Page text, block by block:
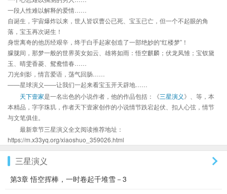
一段人性难以解释的爱情……
自诞生，宇宙爆炸以来，世人皆叹曹公已死、宝玉已亡，但一个不起眼的角
落，宝玉再次诞生！
身世离奇的他历经艰辛，终于白手起家创造了一部绝妙的“红楼梦”！
朦胧间，那梦一般的世界英女如云、雄将如雨：悟空麒麟；伏龙凤雏；宝钗黛
玉、晴雯香菱、鸳鸯惜春……
刀光剑影，情言爱语，荡气回肠……
——星球演义——让我们一起来看宝玉开天辟地……
天下壹家是一名出色的小说作者，他的作品包括：《三星演义》、等，本
本精品，字字珠玑，作者天下壹家创作的小说情节跌宕起伏、扣人心弦，情节
与文笔俱佳。
最新章节三星演义全文阅读推荐地址：
https://m.x33yq.org/xiaoshuo_359026.html
三星演义
第3章 悟空挥棒，一时卷起千堆雪－3